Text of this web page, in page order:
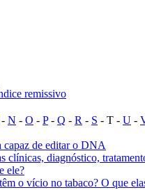
remissivo
- N - O - P- Q - R - S - T - U -
capaz de editar o DNA
clínicas, diagnóstico,
ele?
o vício no tabaco? O que